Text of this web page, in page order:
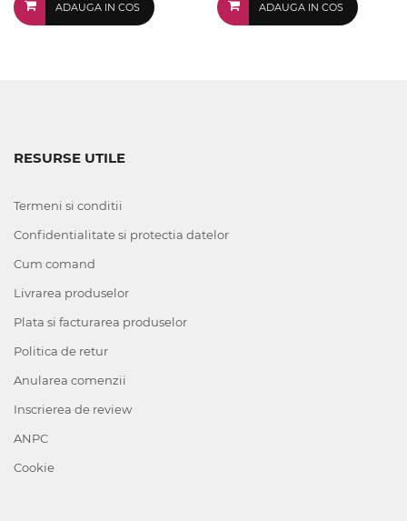
ADAUGA IN COS ADAUGA IN COS
RESURSE UTILE
Termeni si conditii
Confidentialitate si protectia datelor
Cum comand
Livrarea produselor
Plata si facturarea produselor
Politica de retur
Anularea comenzii
Inscrierea de review
ANPC
Cookie